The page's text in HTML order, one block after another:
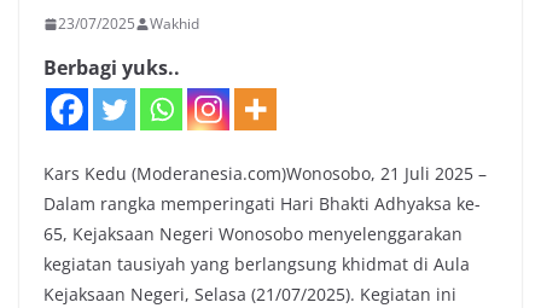
23/07/2025 Wakhid
Berbagi yuks..
Kars Kedu (Moderanesia.com)Wonosobo, 21 Juli 2025 –
Dalam rangka memperingati Hari Bhakti Adhyaksa ke-
65, Kejaksaan Negeri Wonosobo menyelenggarakan
kegiatan tausiyah yang berlangsung khidmat di Aula
Kejaksaan Negeri, Selasa (21/07/2025). Kegiatan ini